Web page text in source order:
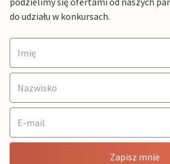
do udziału w konkursach.
Zapisz mnie